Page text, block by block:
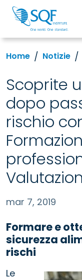
Home Notizie
Scoprite
dopo
rischio
mar 7, 2019
Formare e
sicurezza
rischi
Le